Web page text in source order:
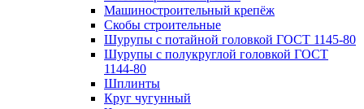
Машиностроительный крепёж
Скобы строительные
Шурупы с потайной головкой ГОСТ 1145-80
Шурупы с полукруглой головкой ГОСТ
1144-80
Шплинты
Круг чугунный